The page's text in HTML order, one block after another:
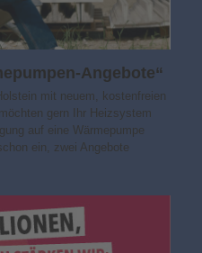
Angebote“
mit neuem, kostenfreien
gern Ihr Heizsystem
auf eine Wärmepumpe
ein, zwei Angebote